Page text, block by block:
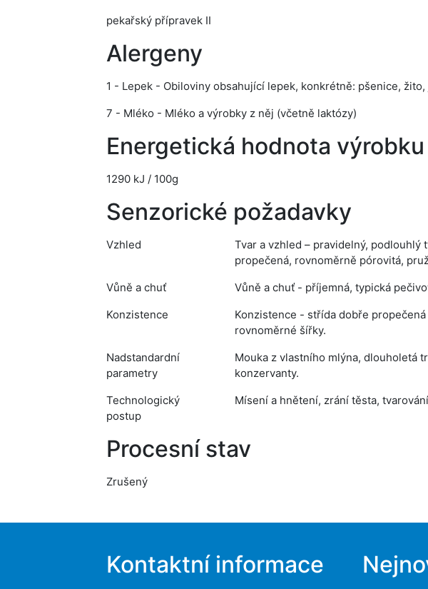
pekařský přípravek II
Alergeny
1 - Lepek - Obiloviny obsahující lepek, konkrétně: pšenice,
7 - Mléko - Mléko a výrobky z něj (včetně laktózy)
Energetická hodnota výrobku
1290 kJ / 100g
Senzorické požadavky
Vzhled
Tvar a vzhled – pravidelný, podlouhlý
propečená, rovnoměrně pórovitá,
Vůně a chuť
Vůně a chuť - příjemná, typická
Konzistence
Konzistence - střída dobře
rovnoměrné šířky.
Nadstandardní
parametry
Mouka z vlastního mlýna, dlouholetá
konzervanty.
Technologický
postup
Mísení a hnětení, zrání těsta,
Procesní stav
Zrušený
Kontaktní informace